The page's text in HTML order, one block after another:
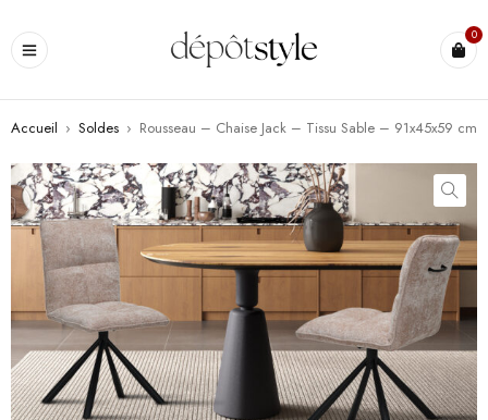
0
Accueil › Soldes › Rousseau – Chaise Jack – Tissu Sable – 91x45x59 cm